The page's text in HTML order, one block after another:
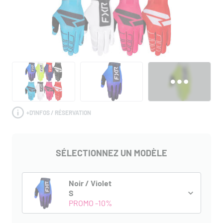
+D'INFOS / RÉSERVATION
SÉLECTIONNEZ UN MODÈLE
Noir / Violet
S
PROMO -10%